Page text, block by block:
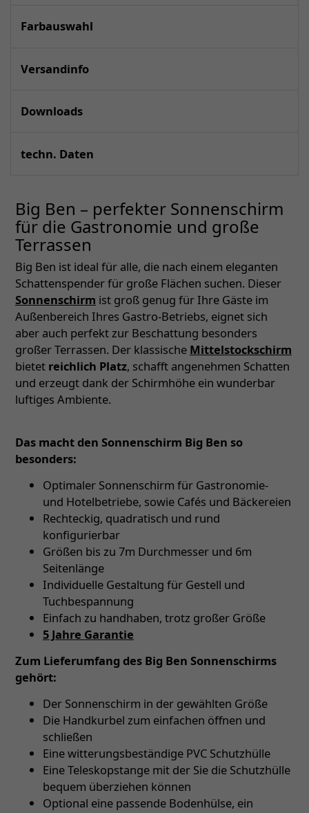
Farbauswahl
Versandinfo
Downloads
techn. Daten
Big Ben – perfekter Sonnenschirm
für die Gastronomie und große
Terrassen
Big Ben ist ideal für alle, die nach einem eleganten
Schattenspender für große Flächen suchen. Dieser
Sonnenschirm ist groß genug für Ihre Gäste im
Außenbereich Ihres Gastro-Betriebs, eignet sich
aber auch perfekt zur Beschattung besonders
großer Terrassen. Der klassische Mittelstockschirm
bietet reichlich Platz, schafft angenehmen Schatten
und erzeugt dank der Schirmhöhe ein wunderbar
luftiges Ambiente.
Das macht den Sonnenschirm Big Ben so
besonders:
Optimaler Sonnenschirm für Gastronomie-
und Hotelbetriebe, sowie Cafés und Bäckereien
Rechteckig, quadratisch und rund
konfigurierbar
Größen bis zu 7m Durchmesser und 6m
Seitenlänge
Individuelle Gestaltung für Gestell und
Tuchbespannung
Einfach zu handhaben, trotz großer Größe
5 Jahre Garantie
Zum Lieferumfang des Big Ben Sonnenschirms
gehört:
Der Sonnenschirm in der gewählten Größe
Die Handkurbel zum einfachen öffnen und
schließen
Eine witterungsbeständige PVC Schutzhülle
Eine Teleskopstange mit der Sie die Schutzhülle
bequem überziehen können
Optional eine passende Bodenhülse, ein